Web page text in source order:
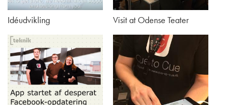
Idéudvikling Visit at Odense Teater